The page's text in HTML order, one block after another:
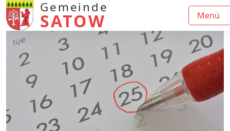
Gemeinde
SATOW Menü